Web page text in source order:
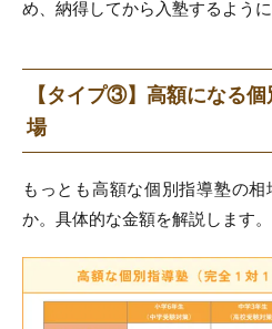
め、納得してから入塾するように
【タイプ③】高額になる
場
もっとも高額な個別指導塾の
か。具体的な金額を解説します。